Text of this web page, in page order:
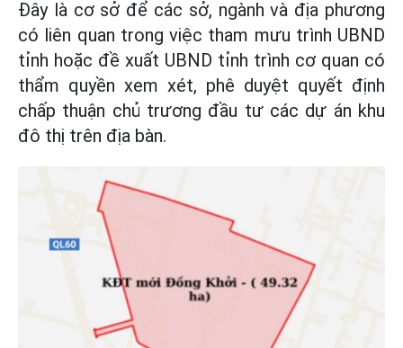
Đây là cơ sở để các sở, ngành và địa phương
có liên quan trong việc tham mưu trình UBND
tỉnh hoặc đề xuất UBND tỉnh trình cơ quan có
thẩm quyền xem xét, phê duyệt quyết định
chấp thuận chủ trương đầu tư các dự án khu
đô thị trên địa bàn.